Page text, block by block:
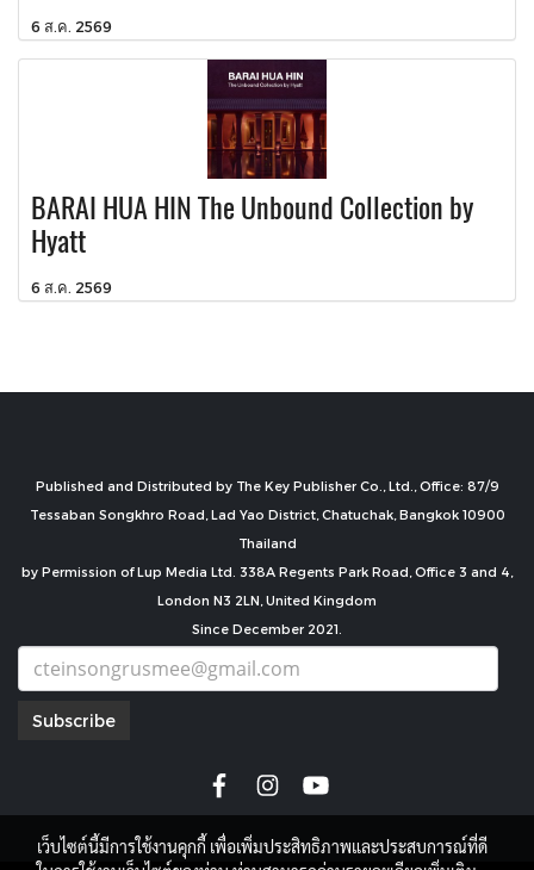
6 ส.ค. 2569
BARAI HUA HIN The Unbound Collection by
Hyatt
6 ส.ค. 2569
Published and Distributed by The Key Publisher Co., Ltd., Office: 87/9
Tessaban Songkhro Road, Lad Yao District, Chatuchak, Bangkok 10900
Thailand
by Permission of Lup Media Ltd. 338A Regents Park Road, Office 3 and 4,
London N3 2LN, United Kingdom
Since December 2021.
Subscribe
เว็บไซต์นี้มีการใช้งานคุกกี้ เพื่อเพิ่มประสิทธิภาพและประสบการณ์ที่ดี